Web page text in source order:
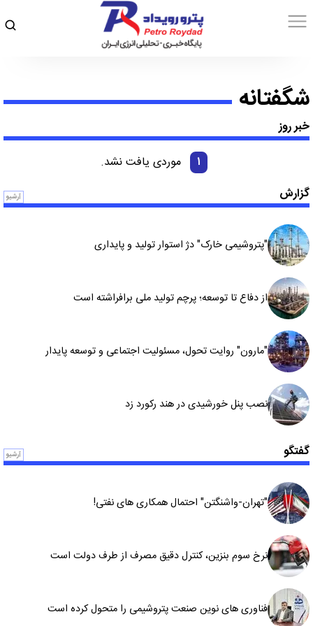
شگفتانه
خبر روز
۱
موردی یافت نشد.
گزارش
آرشیو
"پتروشیمی خارک" دژ استوار تولید و پایداری
از دفاع تا توسعه؛ پرچم تولید ملی برافراشته است
"مارون" روایت تحول، مسئولیت اجتماعی و توسعه پایدار
نصب پنل خورشیدی در هند رکورد زد
گفتگو آرشیو
"تهران-واشنگتن" احتمال همکاری های نفتی!
نرخ سوم بنزین، کنترل دقیق مصرف از طرف دولت است
فناوری های نوین صنعت پتروشیمی را متحول کرده است